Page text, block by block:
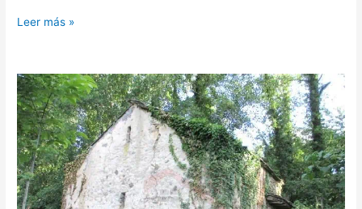
Leer más »
BORDA
CON
TERRENO
EN
ZONA
DE
AINSA